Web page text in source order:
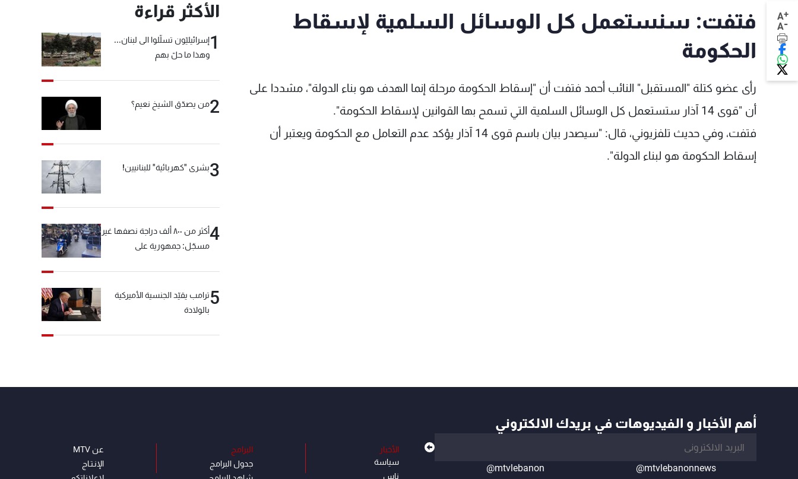
A+
A-
فتفت: سنستعمل كل الوسائل السلمية لإسقاط
الحكومة
رأى عضو كتلة "المستقبل" النائب أحمد فتفت أن "إسقاط الحكومة مرحلة إنما الهدف هو بناء الدولة"، مشددا على
أن "قوى 14 آذار ستستعمل كل الوسائل السلمية التي تسمح بها القوانين لإسقاط الحكومة".
فتفت، وفي حديث تلفزيوني، قال: "سيصدر بيان باسم قوى 14 آذار يؤكد عدم التعامل مع الحكومة ويعتبر أن
إسقاط الحكومة هو لبناء الدولة".
الأكثر قراءة
1إسرائيليّون تسلّلوا الى لبنان...
وهذا ما حلّ بهم
2من يصدّق الشيخ نعيم؟
3بشرى "كهربائية" للبنانيين!
4
أكثر من ٨٠٠ ألف دراجة نصفها غير
مسجّل: جمهورية على
5ترامب يقيّد الجنسية الأميركية
بالولادة
أهم الأخبار و الفيديوهات في بريدك الالكتروني
@mtvlebanonnews
@mtvlebanon
الأخبار
سياسة
ناس
البرامج
جدول البرامج
عن MTV
الإنـتـاج